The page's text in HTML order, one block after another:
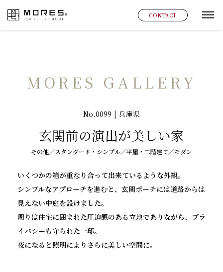
MORES CONTACT グ
MORES GALLERY
No.0099 | 兵庫県
玄関前の演出が美しい家
その他／スタンダード・シンプル／平屋・二階建て／モダン
いくつかの箱が重なり合って出来ているような外観。
シンプルなアプローチを進むと、玄関ポーチには道路からは
見えない中庭を設けました。
周りは住宅に囲まれた圧迫感のある立地でありながら、プラ
イバシーも守られた一邸。
夜になると照明によりさらに美しい空間に。